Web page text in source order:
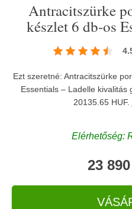
Antracitszürke
készlet 6 db-os
Ezt szeretné: Antracitszürke
Essentials – Ladelle kivalitás
20135.65 HUF.
Elérhetőség:
23